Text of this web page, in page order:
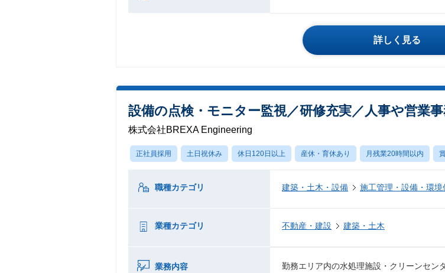
詳しく見る
設備の点検・モニター監視／研修充実／人事や営業
株式会社BREXA Engineering
正社員採用 土日祝休み 休日120日以上 産休・育休あり 月残業20時間以内
職種カテゴリ 建築・土木・設備 施工管理・設備・環
業種カテゴリ 不動産・建設 建築・土木
業務内容
勤務エリア内の水処理施設・クリーンセン